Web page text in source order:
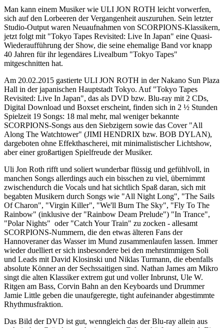
Man kann einem Musiker wie ULI JON ROTH leicht vorwerfen,
sich auf den Lorbeeren der Vergangenheit auszuruhen. Sein letzter
Studio-Output waren Neuaufnahmen von SCORPIONS-Klassikern,
jetzt folgt mit "Tokyo Tapes Revisited: Live In Japan" eine Quasi-
Wiederaufführung der Show, die seine ehemalige Band vor knapp
40 Jahren für ihr legendäres Livealbum "Tokyo Tapes"
mitgeschnitten hat.
Am 20.02.2015 gastierte ULI JON ROTH in der Nakano Sun Plaza
Hall in der japanischen Hauptstadt Tokyo. Auf "Tokyo Tapes
Revisited: Live In Japan", das als DVD bzw. Blu-ray mit 2 CDs,
Digital Download und Boxset erscheint, finden sich in 2 ½ Stunden
Spielzeit 19 Songs: 18 mal mehr, mal weniger bekannte
SCORPIONS-Songs aus den Siebzigern sowie das Cover "All
Along The Watchtower" (JIMI HENDRIX bzw. BOB DYLAN),
dargeboten ohne Effekthascherei, mit minimalistischer Lichtshow,
aber einer großartigen Spielfreude der Musiker.
Uli Jon Roth rifft und soliert wunderbar flüssig und gefühlvoll, in
manchen Songs allerdings auch ein bisschen zu viel, übernimmt
zwischendurch die Vocals und hat sichtlich Spaß daran, sich mit
begabten Musikern durch Songs wie "All Night Long", "The Sails
Of Charon", "Virgin Killer", "We'll Burn The Sky", "Fly To The
Rainbow" (inklusive der "Rainbow Deam Prelude") "In Trance",
"Polar Nights" oder "Catch Your Train" zu zocken - allesamt
SCORPIONS-Nummern, die den etwas älteren Fans der
Hannoveraner das Wasser im Mund zusammenlaufen lassen. Immer
wieder duelliert er sich insbesondere bei den mehrstimmigen Soli
und Leads mit David Klosinski und Niklas Turmann, die ebenfalls
absolute Könner an der Sechssaitigen sind. Nathan James am Mikro
singt die alten Klassiker extrem gut und voller Inbrunst, Ule W.
Ritgen am Bass, Corvin Bahn an den Keyboards und Drummer
Jamie Little geben die unaufgeregte, tight aufeinander abgestimmte
Rhythmusfraktion.
Das Bild der DVD ist gut, wenngleich das der Blu-ray allein aus